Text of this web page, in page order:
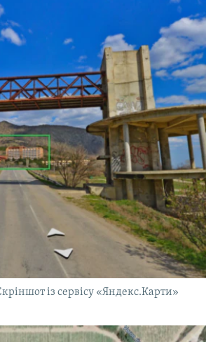
із сервісу «Яндекс.Карти»